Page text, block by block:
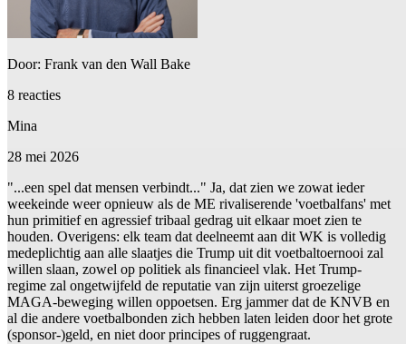
Door: Frank van den Wall Bake
8 reacties
Mina
28 mei 2026
"...een spel dat mensen verbindt..." Ja, dat zien we zowat ieder
weekeinde weer opnieuw als de ME rivaliserende 'voetbalfans' met
hun primitief en agressief tribaal gedrag uit elkaar moet zien te
houden. Overigens: elk team dat deelneemt aan dit WK is volledig
medeplichtig aan alle slaatjes die Trump uit dit voetbaltoernooi zal
willen slaan, zowel op politiek als financieel vlak. Het Trump-
regime zal ongetwijfeld de reputatie van zijn uiterst groezelige
MAGA-beweging willen oppoetsen. Erg jammer dat de KNVB en
al die andere voetbalbonden zich hebben laten leiden door het grote
(sponsor-)geld, en niet door principes of ruggengraat.